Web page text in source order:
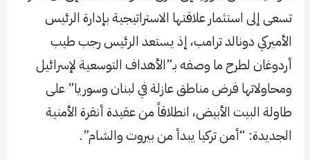
تسعى إلى استثمار علاقتها الاستراتيجية بإدارة الرئيس
الأميركي دونالد ترامب، إذ يستعد الرئيس رجب طيب
أردوغان لطرح ما وصفه بـ”الأهداف التوسعية لإسرائيل
ومحاولاتها فرض مناطق عازلة في لبنان وسوريا” على
طاولة البيت الأبيض، انطلاقاً من عقيدة أنقرة الأمنية
الجديدة: “أمن تركيا يبدأ من بيروت والشام”.